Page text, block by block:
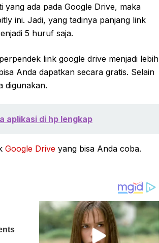
ada pada Google Drive, maka
ini. Jadi, yang tadinya panjang link
5 huruf saja.
link google drive menjadi lebih
Anda dapatkan secara gratis. Selain
digunakan.
aplikasi di hp lengkap
Google Drive yang bisa Anda coba.